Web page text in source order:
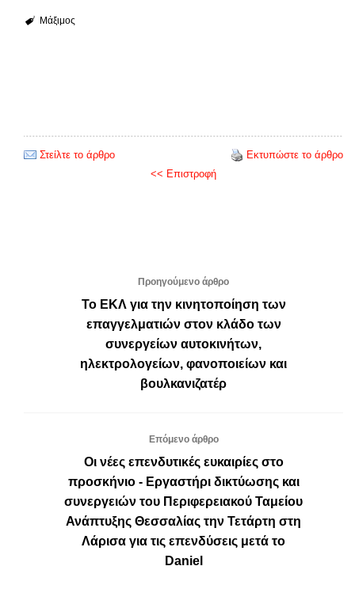
Μάξιμος
Στείλτε το άρθρο
Εκτυπώστε το άρθρο
<< Επιστροφή
Προηγούμενο άρθρο
Το ΕΚΛ για την κινητοποίηση των
επαγγελματιών στον κλάδο των
συνεργείων αυτοκινήτων,
ηλεκτρολογείων, φανοποιείων και
βουλκανιζατέρ
Επόμενο άρθρο
Οι νέες επενδυτικές ευκαιρίες στο
προσκήνιο - Εργαστήρι δικτύωσης και
συνεργειών του Περιφερειακού Ταμείου
Ανάπτυξης Θεσσαλίας την Τετάρτη στη
Λάρισα για τις επενδύσεις μετά το
Daniel